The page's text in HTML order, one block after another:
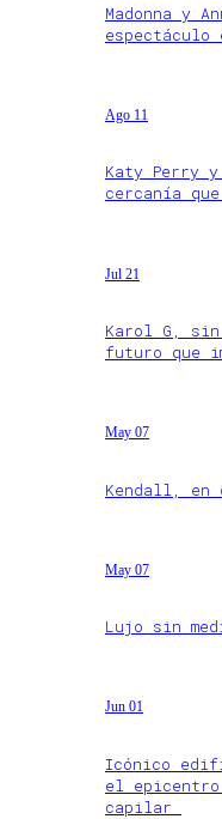
Madonna y
espectáculo
Ago 11
Katy Perry
cercanía
Jul 21
Karol G,
futuro que
May 07
Kendall, en
May 07
Lujo sin
Jun 01
Icónico
el
capilar